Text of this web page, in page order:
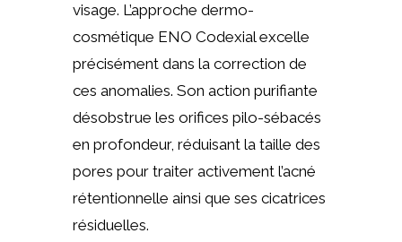
visage. L’approche dermo-
cosmétique ENO Codexial excelle
précisément dans la correction de
ces anomalies. Son action purifiante
désobstrue les orifices pilo-sébacés
en profondeur, réduisant la taille des
pores pour traiter activement l’acné
rétentionnelle ainsi que ses cicatrices
résiduelles.